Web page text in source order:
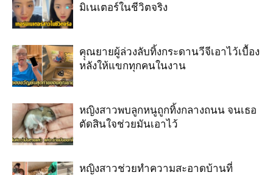
มิเนเตอร์ในชีวิตจริง
คุุณยายผู้ล่วงลับทิ้งกระดานวีจีเอาไว้เบื้อง
หลังให้แขกทุกคนในงาน
หญิงสาวพบลูกหนูถูกทิ้งกลางถนน จนเธอ
ตัดสินใจช่วยมันเอาไว้
หญิงสาวช่วยทำความสะอาดบ้านที่